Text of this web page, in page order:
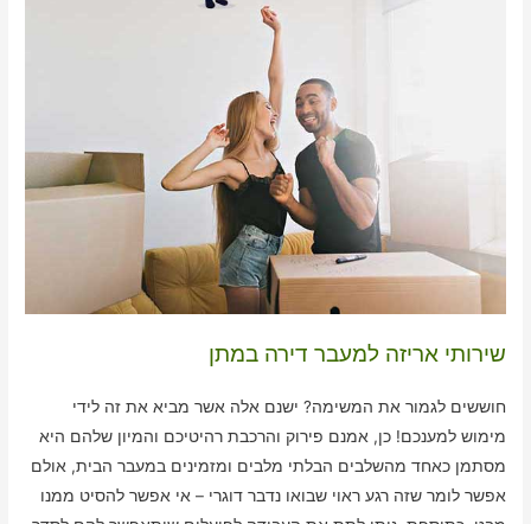
שירותי אריזה למעבר דירה במתן
חוששים לגמור את המשימה? ישנם אלה אשר מביא את זה לידי
מימוש למענכם! כן, אמנם פירוק והרכבת רהיטיכם והמיון שלהם היא
מסתמן כאחד מהשלבים הבלתי מלבים ומזמינים במעבר הבית, אולם
אפשר לומר שזה רגע ראוי שבואו נדבר דוגרי – אי אפשר להסיט ממנו